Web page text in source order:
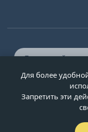
© ООО «Двери-и-
Для более
Запретить эти